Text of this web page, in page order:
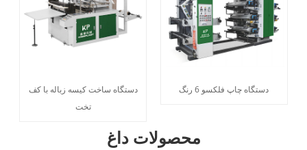
دستگاه ساخت کیسه زباله با کف
تخت
دستگاه چاپ فلکسو 6 رنگ
محصولات داغ